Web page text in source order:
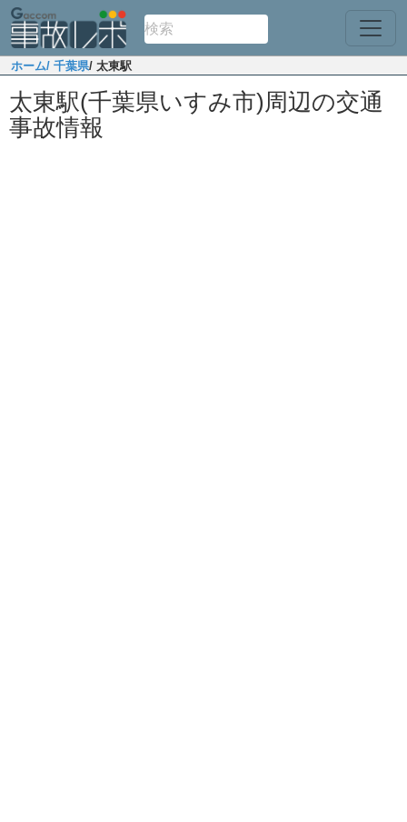
ホーム/ 千葉県/ 太東駅
太東駅(千葉県いすみ市)周辺の交通
事故情報